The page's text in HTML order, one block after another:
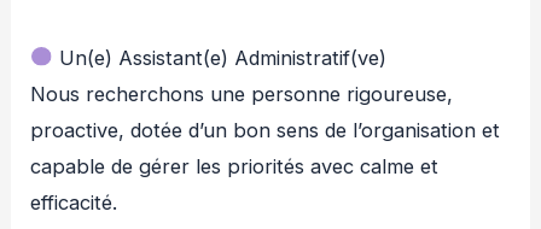
Un(e) Assistant(e) Administratif(ve)
Nous recherchons une personne rigoureuse,
proactive, dotée d’un bon sens de l’organisation et
capable de gérer les priorités avec calme et
efficacité.